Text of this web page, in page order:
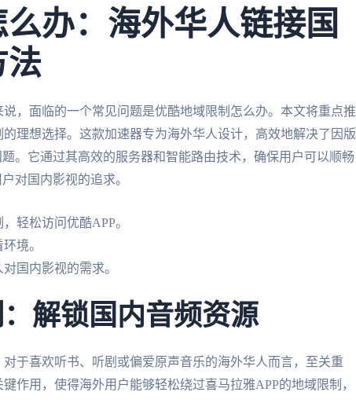
办：海外华人链接国
法
，面临的一个常见问题是优酷地域限制怎么办。本文将重点推
理想选择。这款加速器专为海外华人设计，高效地解决了因版
。它通过其高效的服务器和智能路由技术，确保用户可以顺畅
对国内影视的追求。
轻松访问优酷APP。
境。
国内影视的需求。
解锁国内音频资源
于喜欢听书、听剧或偏爱原声音乐的海外华人而言，至关重
作用，使得海外用户能够轻松绕过喜马拉雅APP的地域限制，